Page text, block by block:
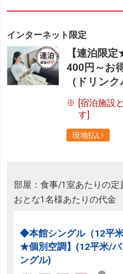
インターネット限定
【連泊限
400円～お
（ドリン
[宿泊施設
す]
現地払い
部屋：食事/1室あたりの定
おとな1名様あたりの代金
◆本館シングル（12平
★個別空調】(12平米/バ
ングル)